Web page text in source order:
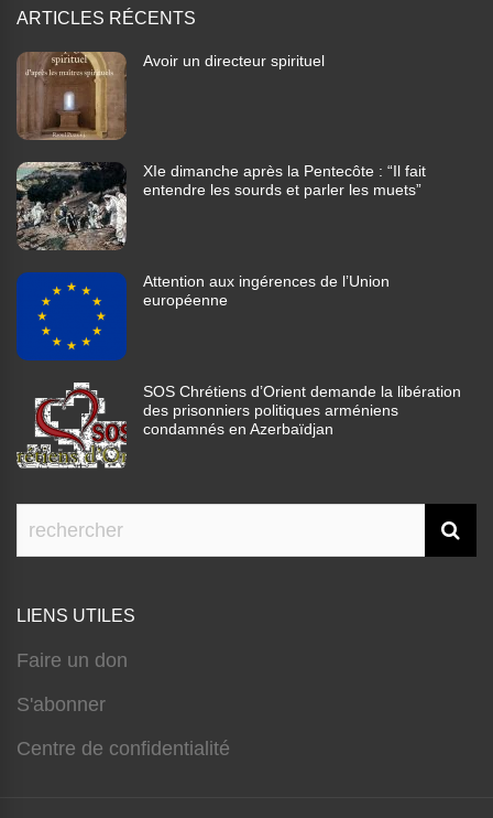
ARTICLES RÉCENTS
Avoir un directeur spirituel
XIe dimanche après la Pentecôte : “Il fait
entendre les sourds et parler les muets”
Attention aux ingérences de l’Union
européenne
SOS Chrétiens d’Orient demande la libération
des prisonniers politiques arméniens
condamnés en Azerbaïdjan
LIENS UTILES
Faire un don
S'abonner
Centre de confidentialité